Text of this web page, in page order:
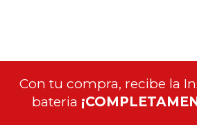
Con tu compra, recibe la
bateria